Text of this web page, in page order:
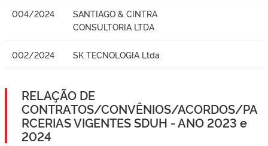
004/2024
SANTIAGO & CINTRA
CONSULTORIA LTDA
002/2024 SK TECNOLOGIA Ltda
RELAÇÃO DE
CONTRATOS/CONVÊNIOS/ACORDOS/PA
RCERIAS VIGENTES SDUH - ANO 2023 e
2024